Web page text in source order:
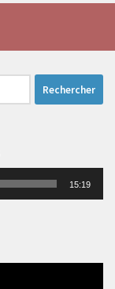
15:19